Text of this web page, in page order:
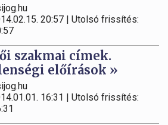
20:57 | Utolsó frissítés:
szakmai címek.
előírások »
16:31 | Utolsó frissítés: